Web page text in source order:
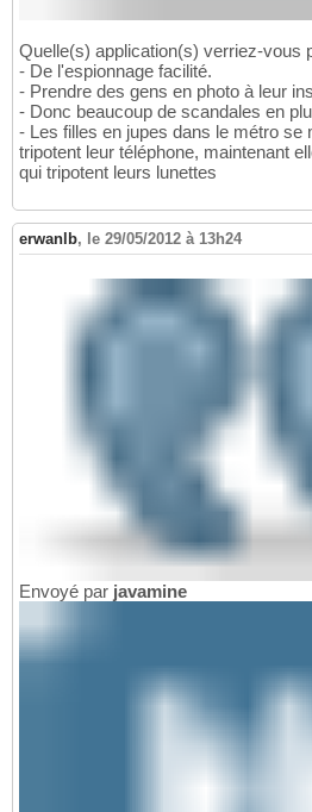
Quelle(s) application(s) verriez-vous
- De l'espionnage facilité.
- Prendre des gens en photo à leur
- Donc beaucoup de scandales en
- Les filles en jupes dans le métro se
tripotent leur téléphone, maintenant
qui tripotent leurs lunettes
erwanlb, le 29/05/2012 à 13h24
Envoyé par javamine